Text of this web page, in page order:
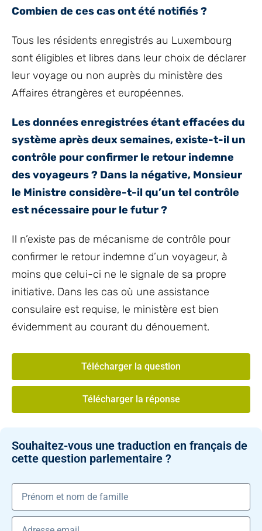
Combien de ces cas ont été notifiés ?
Tous les résidents enregistrés au Luxembourg
sont éligibles et libres dans leur choix de déclarer
leur voyage ou non auprès du ministère des
Affaires étrangères et européennes.
Les données enregistrées étant effacées du
système après deux semaines, existe-t-il un
contrôle pour confirmer le retour indemne
des voyageurs ? Dans la négative, Monsieur
le Ministre considère-t-il qu’un tel contrôle
est nécessaire pour le futur ?
Il n’existe pas de mécanisme de contrôle pour
confirmer le retour indemne d’un voyageur, à
moins que celui-ci ne le signale de sa propre
initiative. Dans les cas où une assistance
consulaire est requise, le ministère est bien
évidemment au courant du dénouement.
Télécharger la question
Télécharger la réponse
Souhaitez-vous une traduction en français de
cette question parlementaire ?